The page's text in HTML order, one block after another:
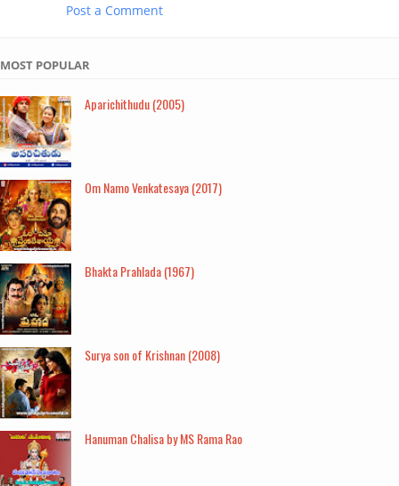
Post a Comment
MOST POPULAR
Aparichithudu (2005)
Om Namo Venkatesaya (2017)
Bhakta Prahlada (1967)
Surya son of Krishnan (2008)
Hanuman Chalisa by MS Rama Rao